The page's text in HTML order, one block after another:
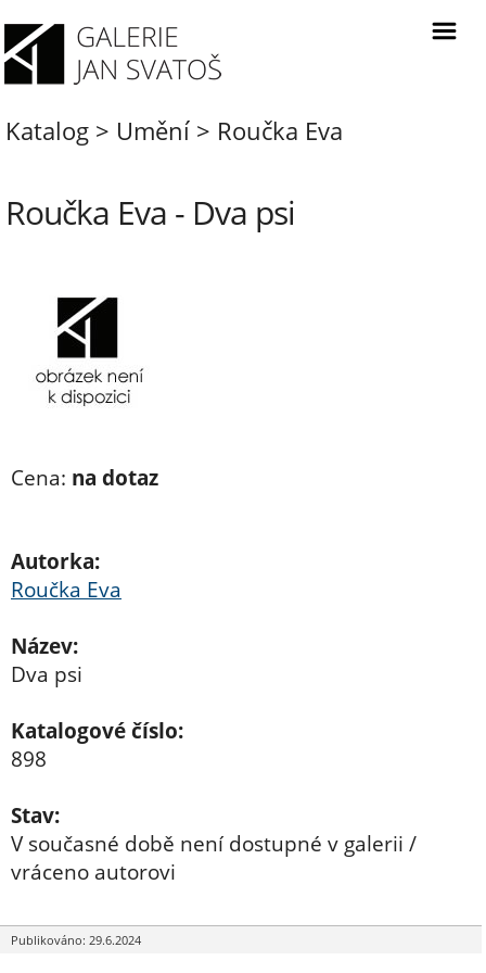
Katalog > Umění > Roučka Eva
Roučka Eva - Dva psi
Cena: na dotaz
Autorka:
Roučka Eva
Název:
Dva psi
Katalogové číslo:
898
Stav:
V současné době není dostupné v galerii /
vráceno autorovi
Publikováno: 29.6.2024